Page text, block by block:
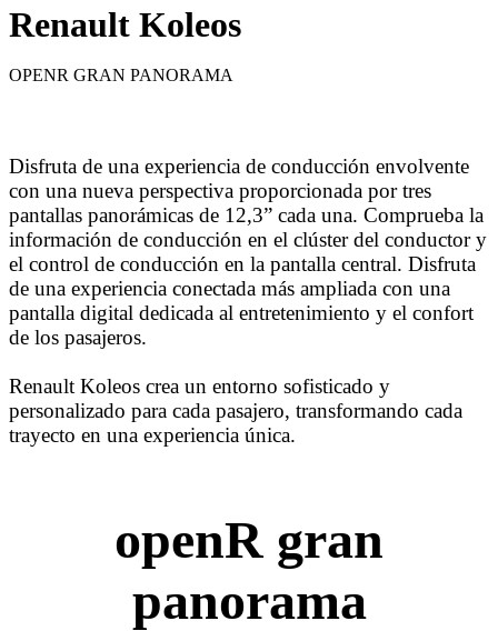
Renault Koleos
OPENR GRAN PANORAMA
Disfruta de una experiencia de conducción envolvente
con una nueva perspectiva proporcionada por tres
pantallas panorámicas de 12,3” cada una. Comprueba la
información de conducción en el clúster del conductor y
el control de conducción en la pantalla central. Disfruta
de una experiencia conectada más ampliada con una
pantalla digital dedicada al entretenimiento y el confort
de los pasajeros.
Renault Koleos crea un entorno sofisticado y
personalizado para cada pasajero, transformando cada
trayecto en una experiencia única.
openR gran
panorama